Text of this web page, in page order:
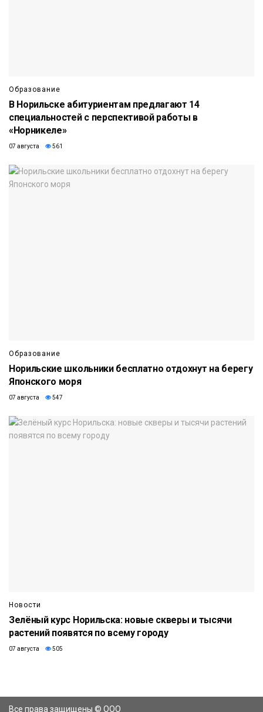
Образование
В Норильске абитуриентам предлагают 14
специальностей с перспективой работы в
«Норникеле»
07 августа 561
Образование
Норильские школьники бесплатно отдохнут на берегу
Японского моря
07 августа 547
Новости
Зелёный курс Норильска: новые скверы и тысячи
растений появятся по всему городу
07 августа 505
Все права защищены © ООО